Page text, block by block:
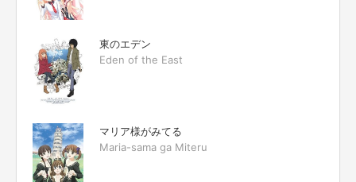
東のエデン
Eden of the East
マリア様がみてる
Maria-sama ga Miteru